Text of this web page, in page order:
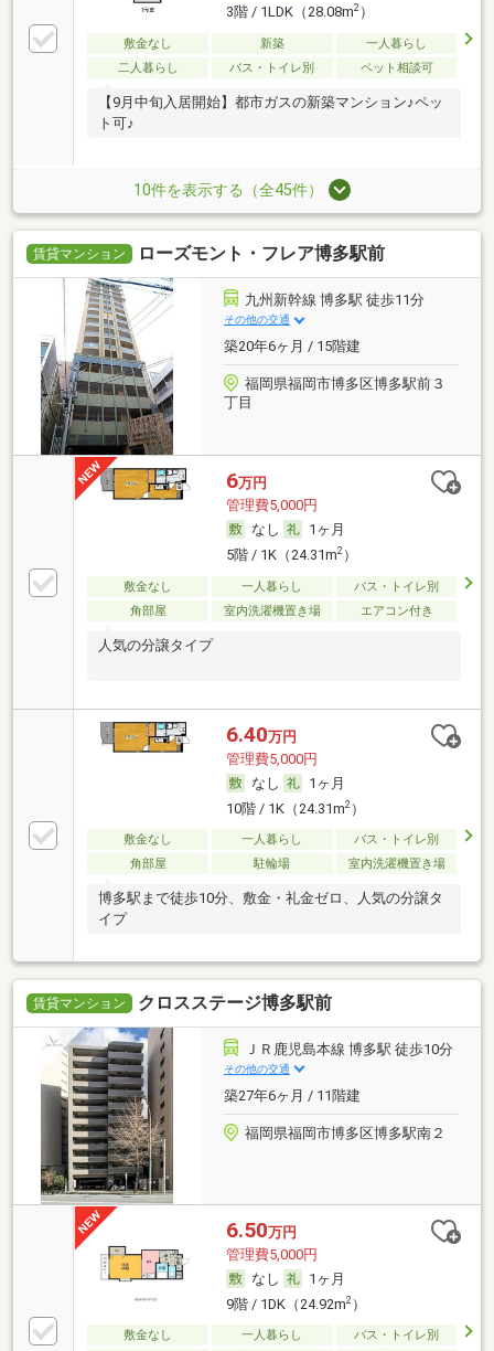
3階 / 1LDK（28.08m2）
敷金なし 新築
一人暮らし
二人暮らし
バス・トイレ別 ペット相談可
【9月中旬入居開始】都市ガスの新築マンション♪ペッ
ト可♪
10件を表示する（全45件）
賃貸マンション ローズモント・フレア博多駅前
九州新幹線 博多駅 徒歩11分
その他の交通
築20年6ヶ月 / 15階建
福岡県福岡市博多区博多駅前３
丁目
6万円
管理費5,000円
なし
1ヶ月
5階 / 1K（24.31m2）
敷金なし 一人暮らし
バス・トイレ別
角部屋
室内洗濯機置き場 エアコン付き
人気の分譲タイプ
6.40万円
管理費5,000円
なし
1ヶ月
10階 / 1K（24.31m2）
敷金なし 一人暮らし
バス・トイレ別
角部屋
駐輪場 室内洗濯機置き場
博多駅まで徒歩10分、敷金・礼金ゼロ、人気の分譲タ
イプ
賃貸マンション クロスステージ博多駅前
ＪＲ鹿児島本線 博多駅 徒歩10分
その他の交通
築27年6ヶ月 / 11階建
福岡県福岡市博多区博多駅南２
6.50万円
管理費5,000円
なし
1ヶ月
9階 / 1DK（24.92m2）
敷金なし 一人暮らし
バス・トイレ別